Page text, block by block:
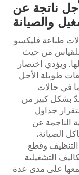
ناتجة عن
والصيانة
طباعة فليكسو
للقياس من حيث
ويؤدي اختصار
طويلة الأجل
في حالات
بشكل كبير من
جداول
الناجمة عن
الصيانة،
وقطع
التشغيلية
جمعها على مدى عدة